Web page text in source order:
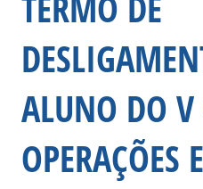
ALUNO DO V
OPERAÇÕES